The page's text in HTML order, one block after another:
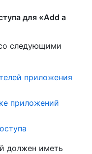
для «Add a
следующими
приложения
приложений
должен иметь